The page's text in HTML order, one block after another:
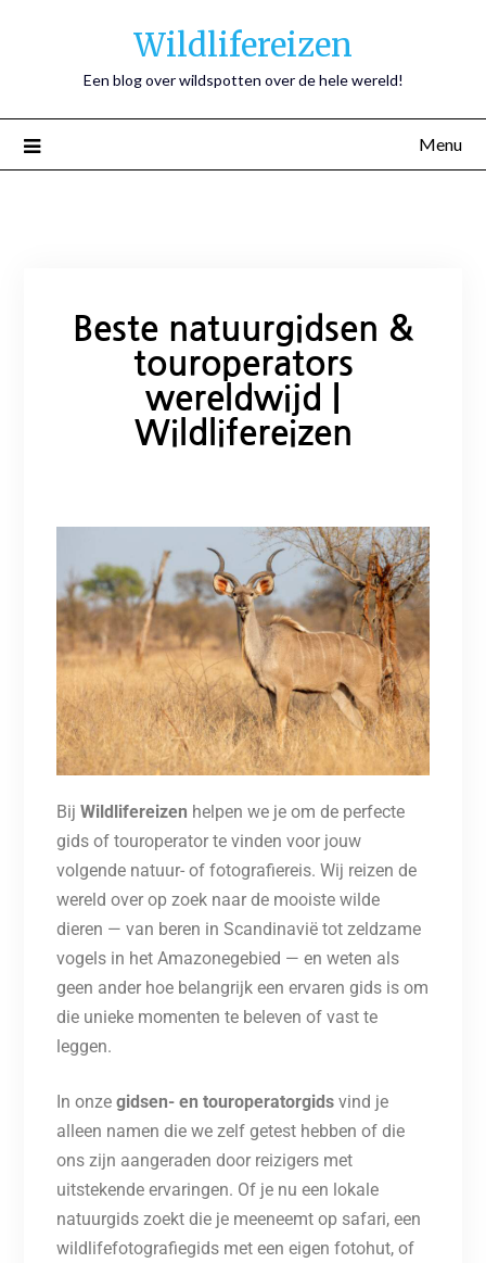
Wildlifereizen
Een blog over wildspotten over de hele wereld!
Menu
Beste natuurgidsen &
touroperators
wereldwijd |
Wildlifereizen
BijWildlifereizen helpen we je om de perfecte
gids of touroperator te vinden voor jouw
volgende natuur- of fotografiereis. Wij reizen de
wereld over op zoek naar de mooiste wilde
dieren — van beren in Scandinavië tot zeldzame
vogels in het Amazonegebied — en weten als
geen ander hoe belangrijk een ervaren gids is om
die unieke momenten te beleven of vast te
leggen.
In onzegidsen- en touroperatorgids vind je
alleen namen die we zelf getest hebben of die
ons zijn aangeraden door reizigers met
uitstekende ervaringen. Of je nu een lokale
natuurgids zoekt die je meeneemt op safari, een
wildlifefotografiegids met een eigen fotohut, of